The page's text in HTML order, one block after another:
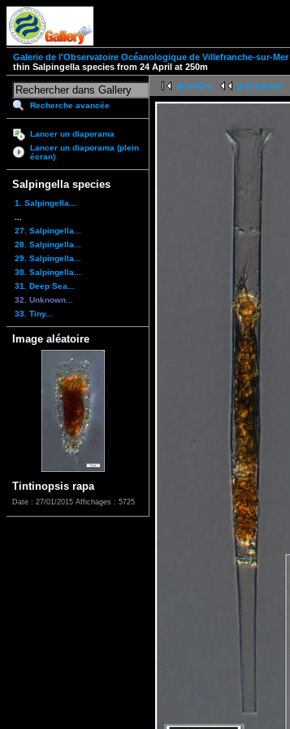
Galerie de l'Observatoire Océanologique de Villefranche-sur-Mer
thin Salpingella species from 24 April at 250m
Recherche avancée
Lancer un diaporama
Lancer un diaporama (plein
écran)
Salpingella species
1. Salpingella...
27. Salpingella...
28. Salpingella...
29. Salpingella...
30. Salpingella...
31. Deep Sea...
32. Unknown...
33. Tiny...
Image aléatoire
Tintinopsis rapa
Date : 27/01/2015 Affichages : 5725
première précédente